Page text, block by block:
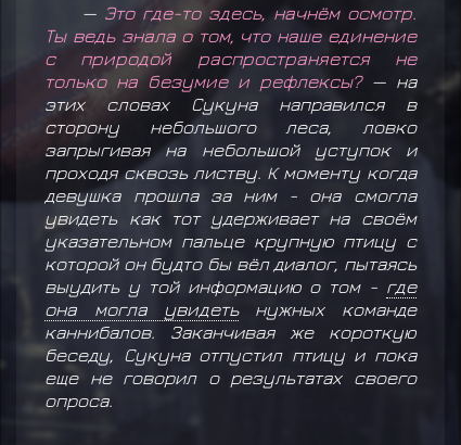
— Это где-то здесь, начнём осмотр.
Ты ведь знала о том, что наше единение
с природой распространяется не
только на безумие и рефлексы?— на
этих словах Сукуна направился в
сторону небольшого леса, ловко
запрыгивая на небольшой уступок и
проходя сквозь листву. К моменту когда
девушка прошла за ним - она смогла
увидеть как тот удерживает на своём
указательном пальце крупную птицу с
которой он будто бы вёл диалог, пытаясь
выудить у той информацию о том - где
она могла увидетьнужных команде
каннибалов. Заканчивая же короткую
беседу, Сукуна отпустил птицу и пока
еще не говорил о результатах своего
опроса.